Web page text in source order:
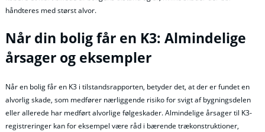
håndteres med størst alvor.
Når din bolig får en K3: Almindelige
årsager og eksempler
Når en bolig får en K3 i tilstandsrapporten, betyder det, at der er fundet en
alvorlig skade, som medfører nærliggende risiko for svigt af bygningsdelen
eller allerede har medført alvorlige følgeskader. Almindelige årsager til K3-
registreringer kan for eksempel være råd i bærende trækonstruktioner,